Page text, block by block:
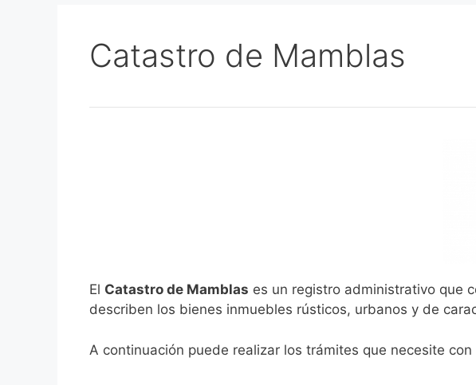
Catastro de Mamblas
El Catastro de Mamblas es un registro administrativo que
describen los bienes inmuebles rústicos, urbanos y de
A continuación puede realizar los trámites que necesite